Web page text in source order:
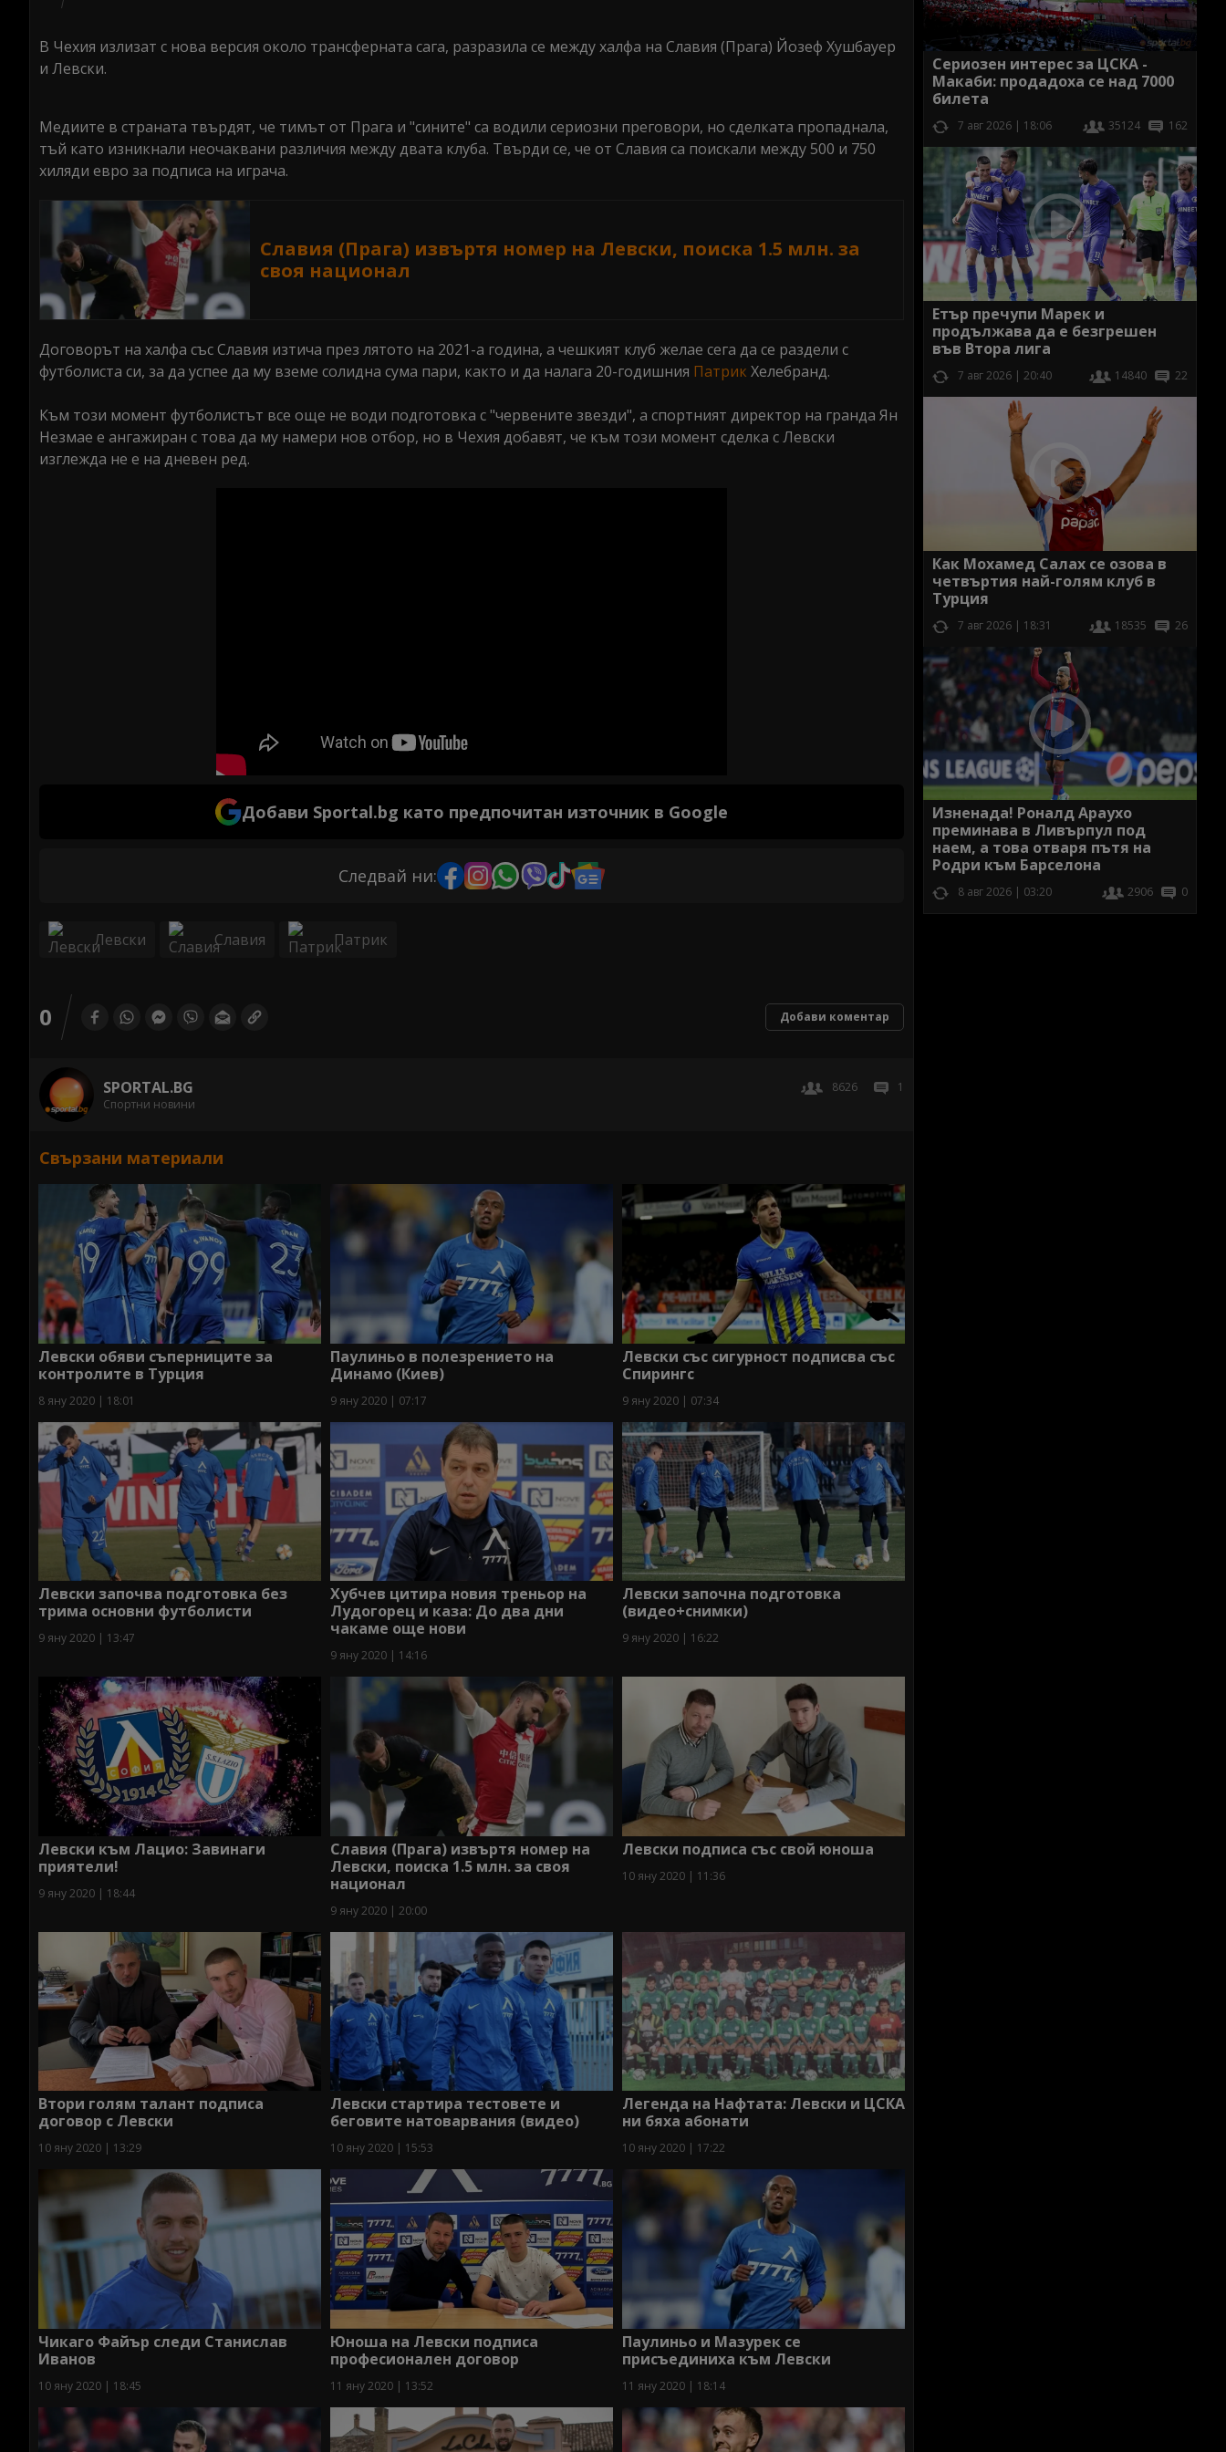
В Чехия излизат с нова версия около трансферната сага, разразила се между халфа на Славия (Прага) Йозеф Хушбауер
и Левски.
Медиите в страната твърдят, че тимът от Прага и "сините" са водили сериозни преговори, но сделката пропаднала,
тъй като изникнали неочаквани различия между двата клуба. Твърди се, че от Славия са поискали между 500 и 750
хиляди евро за подписа на играча.
Славия (Прага) извъртя номер на Левски, поиска 1.5 млн. за
своя национал
Договорът на халфа със Славия изтича през лятото на 2021-а година, а чешкият клуб желае сега да се раздели с
футболиста си, за да успее да му вземе солидна сума пари, както и да налага 20-годишния Патрик Хелебранд.
Към този момент футболистът все още не води подготовка с "червените звезди", а спортният директор на гранда Ян
Незмае е ангажиран с това да му намери нов отбор, но в Чехия добавят, че към този момент сделка с Левски
изглежда не е на дневен ред.
Добави Sportal.bg като предпочитан източник в Google
Следвай ни:
Левски Славия Патрик
0 Добави коментар
SPORTAL.BG
Спортни новини
8626 1
Свързани материали
Левски обяви съперниците за
контролите в Турция
8 яну 2020 | 18:01
Паулиньо в полезрението на
Динамо (Киев)
9 яну 2020 | 07:17
Левски със сигурност подписва със
Спирингс
9 яну 2020 | 07:34
Левски започва подготовка без
трима основни футболисти
9 яну 2020 | 13:47
Хубчев цитира новия треньор на
Лудогорец и каза: До два дни
чакаме още нови
9 яну 2020 | 14:16
Левски започна подготовка
(видео+снимки)
9 яну 2020 | 16:22
Левски към Лацио: Завинаги
приятели!
9 яну 2020 | 18:44
Славия (Прага) извъртя номер на
Левски, поиска 1.5 млн. за своя
национал
9 яну 2020 | 20:00
Левски подписа със свой юноша
10 яну 2020 | 11:36
Втори голям талант подписа
договор с Левски
10 яну 2020 | 13:29
Левски стартира тестовете и
беговите натоварвания (видео)
10 яну 2020 | 15:53
Легенда на Нафтата: Левски и ЦСКА
ни бяха абонати
10 яну 2020 | 17:22
Чикаго Файър следи Станислав
Иванов
10 яну 2020 | 18:45
Юноша на Левски подписа
професионален договор
11 яну 2020 | 13:52
Паулиньо и Мазурек се
присъединиха към Левски
11 яну 2020 | 18:14
Сериозен интерес за ЦСКА -
Макаби: продадоха се над 7000
билета
7 авг 2026 | 18:06 35124 162
Етър пречупи Марек и
продължава да е безгрешен
във Втора лига
7 авг 2026 | 20:40 14840 22
Как Мохамед Салах се озова в
четвъртия най-голям клуб в
Турция
7 авг 2026 | 18:31 18535 26
Изненада! Роналд Араухо
преминава в Ливърпул под
наем, а това отваря пътя на
Родри към Барселона
8 авг 2026 | 03:20 2906 0